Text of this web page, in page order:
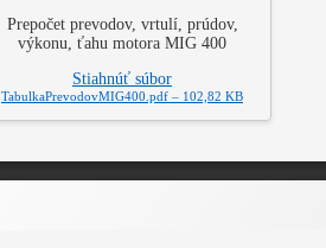
Prepočet prevodov, vrtulí, prúdov,
výkonu, ťahu motora MIG 400
Stiahnúť súbor
TabulkaPrevodovMIG400.pdf – 102,82 KB